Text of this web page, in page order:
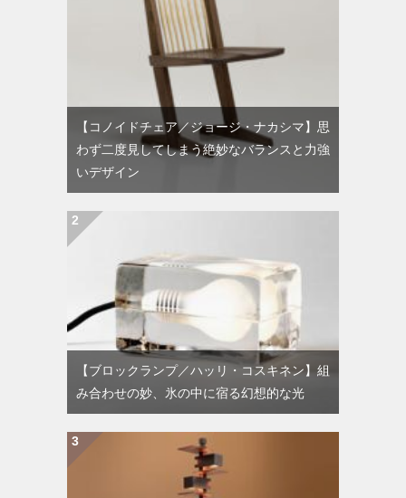
【コノイドチェア／ジョージ・ナカシマ】思
わず二度見してしまう絶妙なバランスと力強
いデザイン
【ブロックランプ／ハッリ・コスキネン】組
み合わせの妙、氷の中に宿る幻想的な光